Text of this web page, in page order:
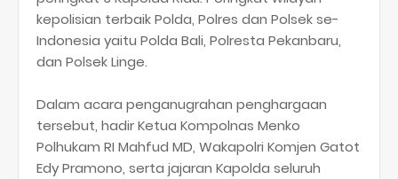
kepolisian terbaik Polda, Polres dan Polsek se-
Indonesia yaitu Polda Bali, Polresta Pekanbaru,
dan Polsek Linge.
Dalam acara penganugrahan penghargaan
tersebut, hadir Ketua Kompolnas Menko
Polhukam RI Mahfud MD, Wakapolri Komjen Gatot
Edy Pramono, serta jajaran Kapolda seluruh